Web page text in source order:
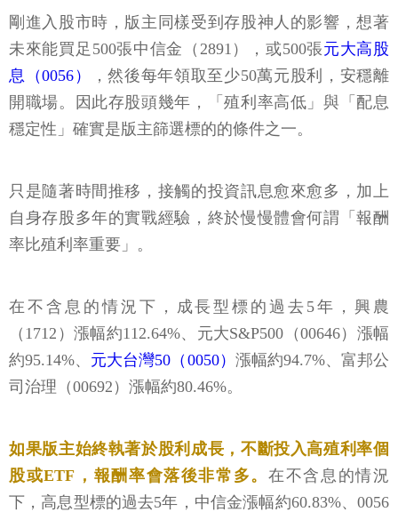
剛進入股市時，版主同樣受到存股神人的影響，想著
未來能買足500張中信金（2891），或500張元大高股
息（0056）
，然後每年領取至少50萬元股利，安穩離
開職場。因此存股頭幾年，「殖利率高低」與「配息
穩定性」確實是版主篩選標的的條件之一。
只是隨著時間推移，接觸的投資訊息愈來愈多，加上
自身存股多年的實戰經驗，終於慢慢體會何謂「報酬
率比殖利率重要」。
在不含息的情況下，成長型標的過去5年，興農
（1712）漲幅約112.64%、元大S&P500（00646）漲幅
約95.14%、 元大台灣50（0050） 漲幅約94.7%、富邦公
司治理（00692）漲幅約80.46%。
如果版主始終執著於股利成長，不斷投入高殖利率個
股或ETF，報酬率會落後非常多。在不含息的情況
下，高息型標的過去5年，中信金漲幅約60.83%、0056